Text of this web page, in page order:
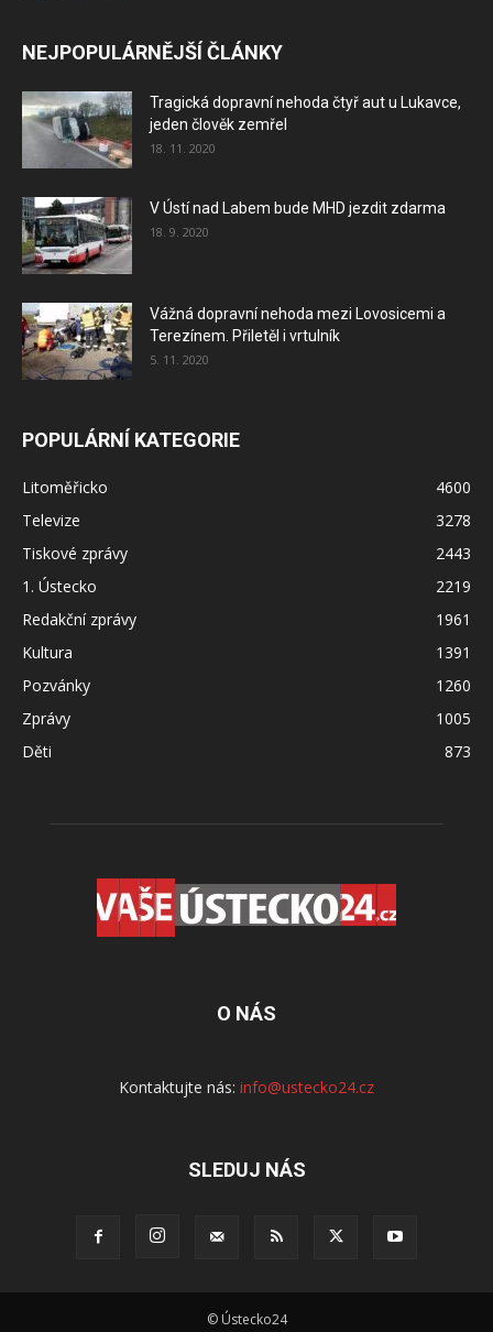
NEJPOPULÁRNĚJŠÍ ČLÁNKY
Tragická dopravní nehoda čtyř aut u Lukavce,
jeden člověk zemřel
18. 11. 2020
V Ústí nad Labem bude MHD jezdit zdarma
18. 9. 2020
Vážná dopravní nehoda mezi Lovosicemi a
Terezínem. Přiletěl i vrtulník
5. 11. 2020
POPULÁRNÍ KATEGORIE
Litoměřicko
4600
Televize
3278
Tiskové zprávy
2443
1. Ústecko
2219
Redakční zprávy
1961
Kultura
1391
Pozvánky
1260
Zprávy
1005
Děti
873
O NÁS
Kontaktujte nás: info@ustecko24.cz
SLEDUJ NÁS
© Ústecko24